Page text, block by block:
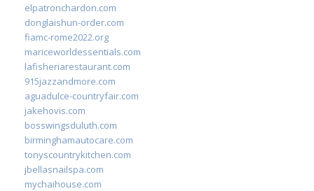
elpatronchardon.com
donglaishun-order.com
fiamc-rome2022.org
mariceworldessentials.com
lafisheriarestaurant.com
915jazzandmore.com
aguadulce-countryfair.com
jakehovis.com
bosswingsduluth.com
birminghamautocare.com
tonyscountrykitchen.com
jbellasnailspa.com
mychaihouse.com